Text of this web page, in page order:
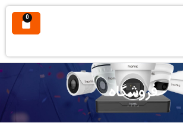
0
فروشگاه